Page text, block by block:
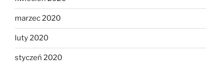
marzec 2020
luty 2020
styczeń 2020